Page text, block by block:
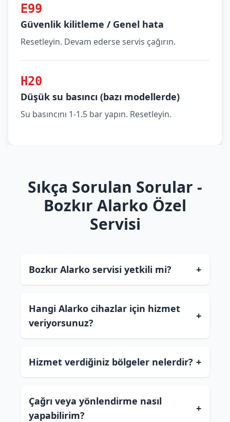
E99
Güvenlik kilitleme / Genel hata
Resetleyin. Devam ederse servis çağırın.
H20
Düşük su basıncı (bazı modellerde)
Su basıncını 1-1.5 bar yapın. Resetleyin.
Sıkça Sorulan Sorular -
Bozkır Alarko Özel
Servisi
Bozkır Alarko servisi yetkili mi? +
Hangi Alarko cihazlar için hizmet
veriyorsunuz?
+
Hizmet verdiğiniz bölgeler nelerdir? +
Çağrı veya yönlendirme nasıl
yapabilirim?
+